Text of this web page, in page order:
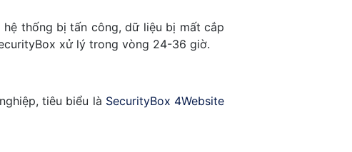
hệ thống bị tấn công, dữ liệu bị mất cắp
xử lý trong vòng 24-36 giờ.
tiêu biểu là SecurityBox 4Website